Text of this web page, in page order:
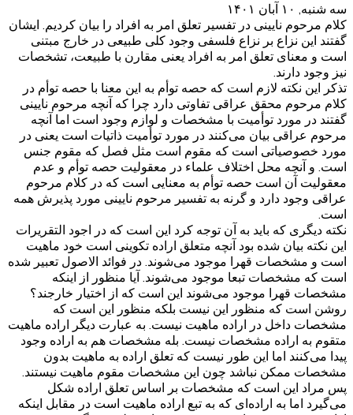
سه شنبه, ۱۰ آبان ۱۴۰۱
کلام مرحوم نایینی در تفسیر تعلق امر به افراد را بیان کردیم. ایشان
گفتند این نزاع بر نزاع فلسفی وجود کلی طبیعی در خارج مبتنی
است و معنای تعلق امر به افراد یعنی مقارن با طبیعت، تشخصات
نیز وجود دارند.
تذکر این نکته لازم است که حصه توأم به این معنا با حصه توأم در
کلام مرحوم محقق عراقی تفاوتی دارد چرا که آنچه مرحوم نایینی
گفتند در مورد توأمیت با مشخصات و لوازم وجود است اما آنچه
مرحوم عراقی بیان می‌کنند در مورد توأمیت ذاتیات است یعنی در
مورد خصوصیاتی است که مقوم است مثل فصل که مقوم جنس
است. و آنچه محل اختلاف علماء در معقولیت حصه توأم و عدم
معقولیت آن است حصه توأم به معنایی است که در کلام مرحوم
عراقی وجود دارد و گرنه به تفسیر مرحوم نایینی مورد پذیرش همه
است.
نکته دیگری که باید به آن توجه کرد این است که در اجود التقریرات
این نکته بیان شده بود آنچه متعلق اراده تکوینی است خود ماهیت
است و مشخصات قهرا موجود می‌شوند. در فوائد الاصول تعبیر شده
است که مشخصات تبعا موجود می‌شوند. آیا منظور از اینکه
مشخصات قهرا موجود می‌شوند این است که از اختیار خارجند؟
روشن است که منظور این نیست بلکه منظور این است که
مشخصات داخل در اراده ماهیت نیست. به عبارت دیگر اراده ماهیت
متقوم به اراده مشخصات نیست. بله مشخصات هم به اراده وجود
پیدا می‌کنند اما این طور نیست که تعلق اراده به ماهیت بدون
مشخصات ممکن نباشد چون این مشخصات مقوم ماهیت نیستند.
پس مراد این است که مشخصات بر اساس تعلق اراده شکل
می‌گیرد اما به اراده‌ای که به تبع اراده ماهیت است در مقابل اینکه